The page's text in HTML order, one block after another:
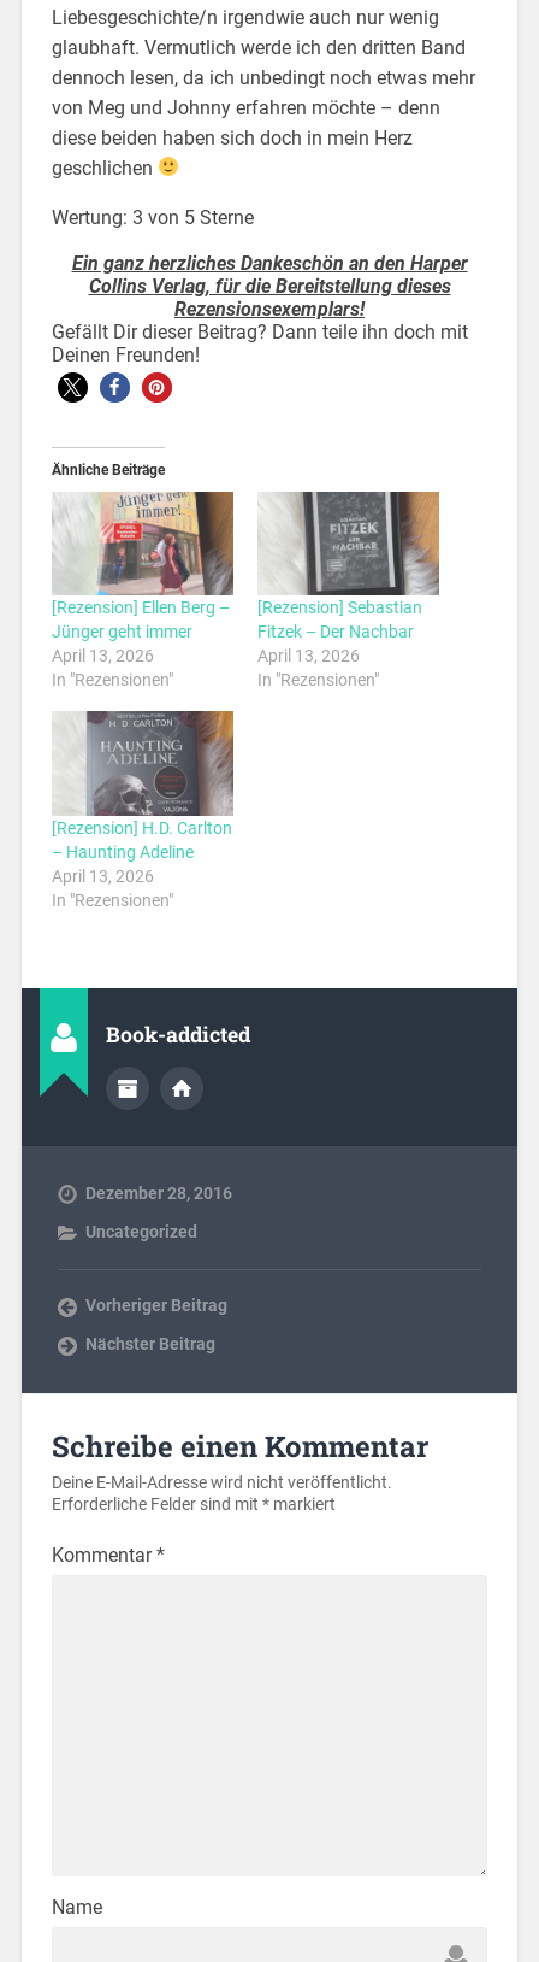
Liebesgeschichte/n irgendwie auch nur wenig
glaubhaft. Vermutlich werde ich den dritten Band
dennoch lesen, da ich unbedingt noch etwas mehr
von Meg und Johnny erfahren möchte – denn
diese beiden haben sich doch in mein Herz
geschlichen
Wertung: 3 von 5 Sterne
Ein ganz herzliches Dankeschön an den Harper
Collins Verlag, für die Bereitstellung dieses
Rezensionsexemplars!
Gefällt Dir dieser Beitrag? Dann teile ihn doch mit
Deinen Freunden!
Ähnliche Beiträge
[Rezension] Ellen Berg –
Jünger geht immer
April 13, 2026
In "Rezensionen"
[Rezension] Sebastian
Fitzek – Der Nachbar
April 13, 2026
In "Rezensionen"
[Rezension] H.D. Carlton
– Haunting Adeline
April 13, 2026
In "Rezensionen"
Book-addicted
Dezember 28, 2016
Uncategorized
Vorheriger Beitrag
Nächster Beitrag
Schreibe einen Kommentar
Deine E-Mail-Adresse wird nicht veröffentlicht.
Erforderliche Felder sind mit *markiert
Kommentar*
Name